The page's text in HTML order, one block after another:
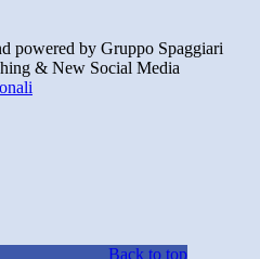
powered by Gruppo Spaggiari
& New Social Media
Back to top